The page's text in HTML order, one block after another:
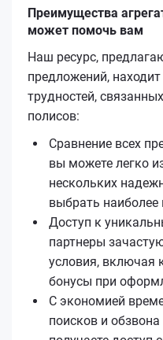
Преимущества
может помочь вам
Наш ресурс,
предложений,
трудностей,
полисов:
Сравнение всех
вы можете легко
нескольких
выбрать
Доступ к
партнеры
условия, включая
бонусы при
С экономией
поисков и